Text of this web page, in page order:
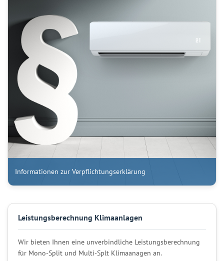
Informationen zur Verpflichtungserklärung
Leistungsberechnung Klimaanlagen
Wir bieten Ihnen eine unverbindliche Leistungsberechnung
für Mono-Split und Multi-Splt Klimaanagen an.